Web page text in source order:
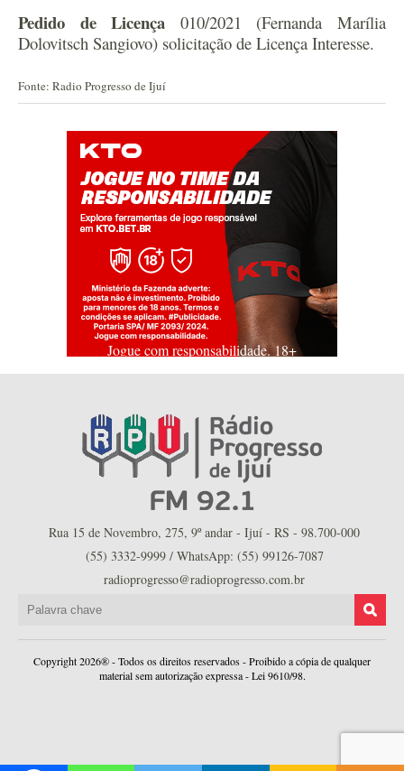
Pedido de Licença 010/2021 (Fernanda Marília
Dolovitsch Sangiovo) solicitação de Licença Interesse.
Fonte: Radio Progresso de Ijuí
Jogue com responsabilidade. 18+
Rua 15 de Novembro, 275, 9º andar - Ijuí - RS - 98.700-000
(55) 3332-9999 / WhatsApp: (55) 99126-7087
radioprogresso@radioprogresso.com.br
Copyright 2026® - Todos os direitos reservados - Proibido a cópia de qualquer
material sem autorização expressa - Lei 9610/98.